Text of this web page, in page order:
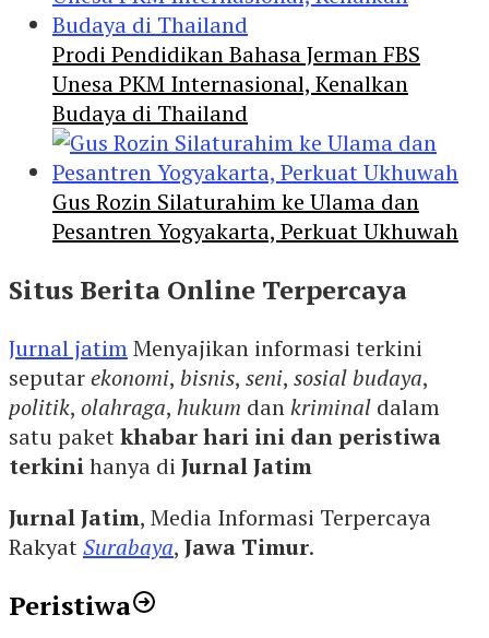
Prodi Pendidikan Bahasa Jerman FBS
Unesa PKM Internasional, Kenalkan
Budaya di Thailand
Gus Rozin Silaturahim ke Ulama dan
Pesantren Yogyakarta, Perkuat Ukhuwah
Situs Berita Online Terpercaya
Jurnal jatimMenyajikan informasi terkini
seputarekonomi, bisnis, seni, sosial budaya,
politik, olahraga, hukum dankriminal dalam
satu paketkhabar hari ini dan peristiwa
terkinihanya di Jurnal Jatim
Jurnal Jatim, Media Informasi Terpercaya
RakyatSurabaya, Jawa Timur.
Peristiwa